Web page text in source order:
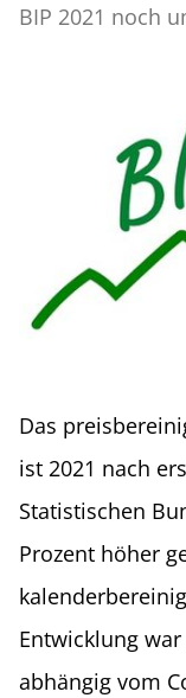
BIP 2021 noch
Das
ist 2021 nach
Statistischen
Prozent höher
Entwicklung
abhängig vom